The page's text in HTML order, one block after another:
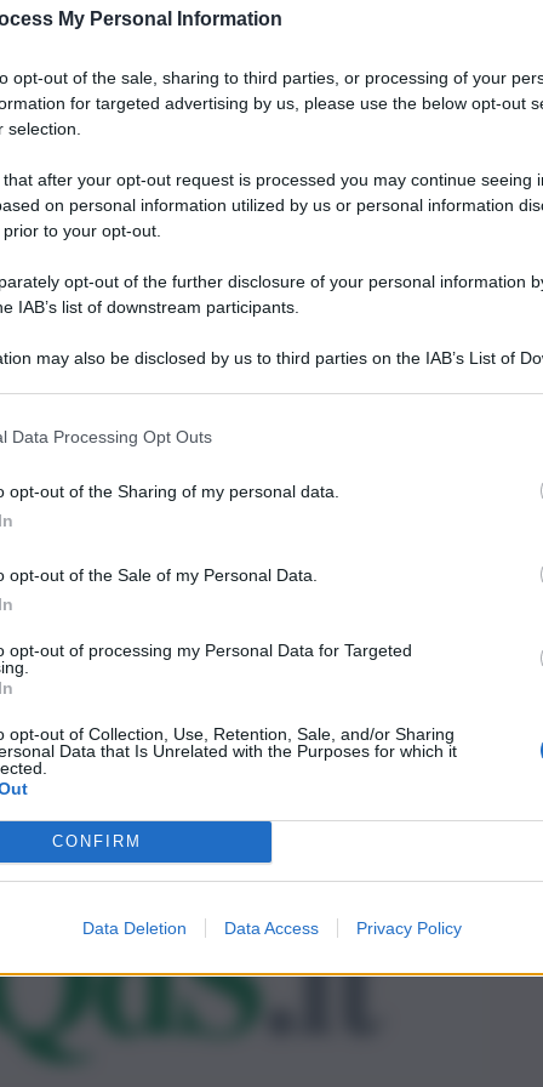
My Personal Information
opt-out of the sale, sharing to third parties, or processing of your
for targeted advertising by us, please use the below opt-out
selection.
after your opt-out request is processed you may continue seeing
on personal information utilized by us or personal information
to your opt-out.
opt-out of the further disclosure of your personal information
IAB’s list of downstream participants.
may also be disclosed by us to third parties on the IAB’s List of
Data Processing Opt Outs
opt-out of the Sharing of my personal data.
opt-out of the Sale of my Personal Data.
opt-out of processing my Personal Data for Targeted
opt-out of Collection, Use, Retention, Sale, and/or Sharing
Data that Is Unrelated with the Purposes for which it
CONFIRM
Data Deletion Data Access Privacy Policy